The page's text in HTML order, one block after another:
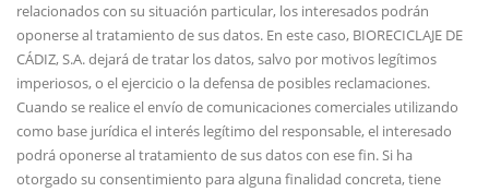
relacionados con su situación particular, los interesados podrán
oponerse al tratamiento de sus datos. En este caso, BIORECICLAJE DE
CÁDIZ, S.A. dejará de tratar los datos, salvo por motivos legítimos
imperiosos, o el ejercicio o la defensa de posibles reclamaciones.
Cuando se realice el envío de comunicaciones comerciales utilizando
como base jurídica el interés legítimo del responsable, el interesado
podrá oponerse al tratamiento de sus datos con ese fin. Si ha
otorgado su consentimiento para alguna finalidad concreta, tiene